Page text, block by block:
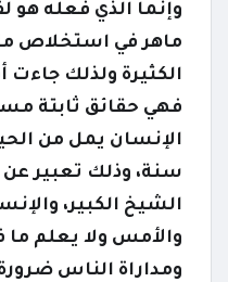
وإنما الذي فعله هو
ماهر في استخلاص
الكثيرة ولذلك جاءت
فهي حقائق ثابتة
الإنسان يمل من
سنة، وذلك تعبير
الشيخ الكبير،
والأمس ولا يعلم
ومداراة الناس